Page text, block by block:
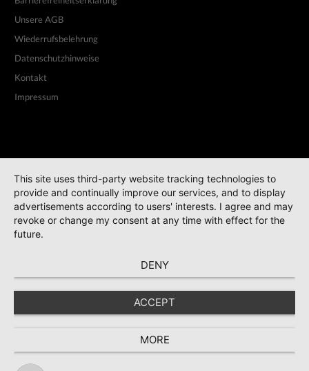
Unsere AGB
Wiederrufsbelehrung
Datenschutzhinweise
Kontakt
Impressum
This site uses third-party website tracking technologies to
provide and continually improve our services, and to display
advertisements according to users' interests. I agree and may
revoke or change my consent at any time with effect for the
future.
DENY
ACCEPT
MORE